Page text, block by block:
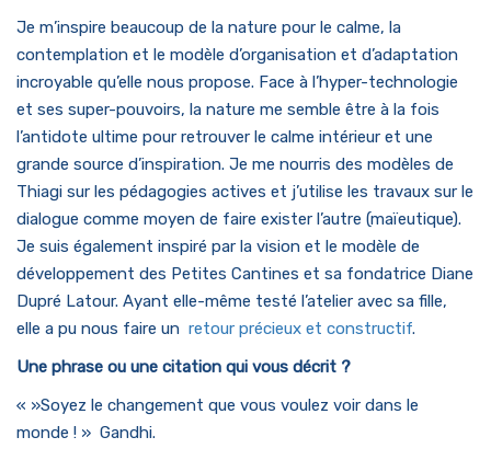
Je m’inspire beaucoup de la nature pour le calme, la
contemplation et le modèle d’organisation et d’adaptation
incroyable qu’elle nous propose. Face à l’hyper-technologie
et ses super-pouvoirs, la nature me semble être à la fois
l’antidote ultime pour retrouver le calme intérieur et une
grande source d’inspiration. Je me nourris des modèles de
Thiagi sur les pédagogies actives et j’utilise les travaux sur le
dialogue comme moyen de faire exister l’autre (maïeutique).
Je suis également inspiré par la vision et le modèle de
développement des Petites Cantines et sa fondatrice Diane
Dupré Latour. Ayant elle-même testé l’atelier avec sa fille,
elle a pu nous faire un retour précieux et constructif.
Une phrase ou une citation qui vous décrit ?
« »Soyez le changement que vous voulez voir dans le
monde ! » Gandhi.